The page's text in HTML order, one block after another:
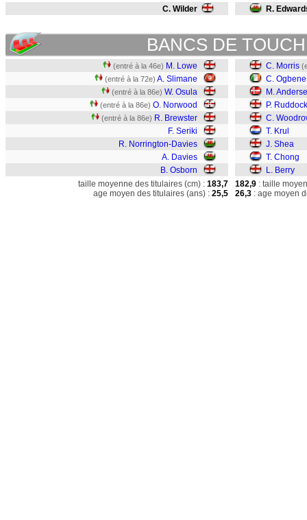
C. Wilder R.
BANCS DE
(entré à la 46e) M. Lowe
(entré à la 72e) A. Slimane
(entré à la 86e) W. Osula
(entré à la 86e) O. Norwood
(entré à la 86e) R. Brewster
F. Seriki
R. Norrington-Davies
A. Davies
B. Osborn
C. Morris
C. Ogbene
M.
P. Ruddock
C.
T. Krul
J. Shea
T. Chong
L. Berry
taille moyenne des titulaires (cm) : 183,7
age moyen des titulaires (ans) : 25,5
182,9 : taille
26,3 : age moyen